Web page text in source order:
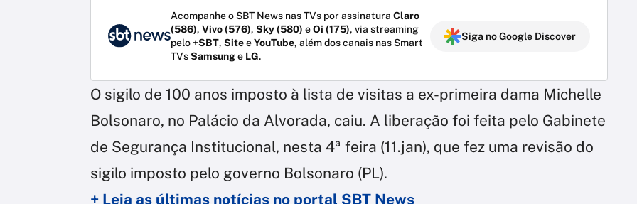
Acompanhe o SBT News nas TVs por assinatura Claro
(586), Vivo (576), Sky (580) eOi (175), via streaming
pelo+SBT, SiteeYouTube, além dos canais nas Smart
TVsSamsunge LG.
Siga no Google Discover
O sigilo de 100 anos imposto à lista de visitas a ex-primeira dama Michelle
Bolsonaro, no Palácio da Alvorada, caiu. A liberação foi feita pelo Gabinete
de Segurança Institucional, nesta 4ª feira (11.jan), que fez uma revisão do
sigilo imposto pelo governo Bolsonaro (PL).
+ Leia as últimas notícias no portal SBT News